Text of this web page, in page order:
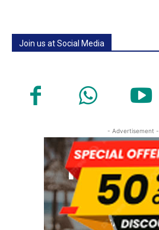
Join us at Social Media
- Advertisement -